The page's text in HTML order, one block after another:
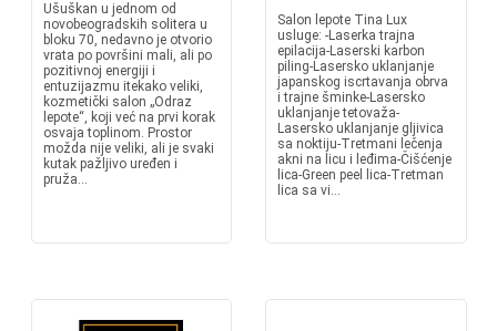
Ušuškan u jednom od
novobeogradskih solitera u
bloku 70, nedavno je otvorio
vrata po površini mali, ali po
pozitivnoj energiji i
entuzijazmu itekako veliki,
kozmetički salon „Odraz
lepote“, koji već na prvi korak
osvaja toplinom. Prostor
možda nije veliki, ali je svaki
kutak pažljivo uređen i
pruža...
Salon lepote Tina Lux
usluge: -Laserka trajna
epilacija-Laserski karbon
piling-Lasersko uklanjanje
japanskog iscrtavanja obrva
i trajne šminke-Lasersko
uklanjanje tetovaža-
Lasersko uklanjanje gljivica
sa noktiju-Tretmani lečenja
akni na licu i leđima-Čišćenje
lica-Green peel lica-Tretman
lica sa vi...